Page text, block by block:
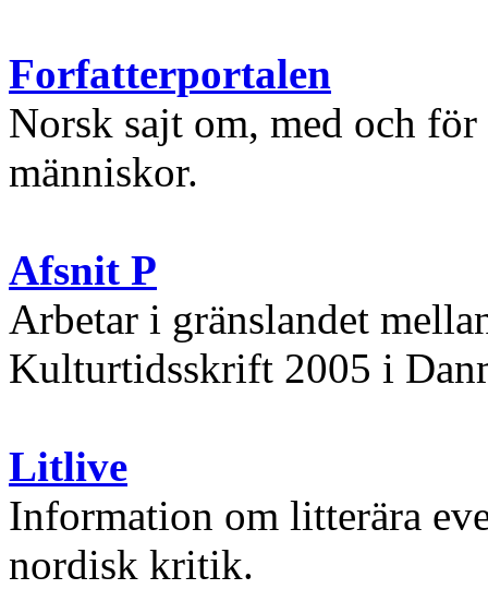
Forfatterportalen
Norsk sajt om, med och
människor.
Afsnit P
Arbetar i gränslandet
Kulturtidsskrift 2005 i
Litlive
Information om litterära
nordisk kritik.